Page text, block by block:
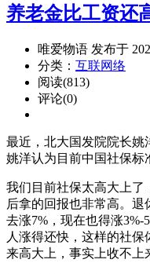
养老金比工资还
唯爱物语 发布于
分类： 互联网络
阅读(813)
评论(0)
最近，北大国发院院长姚
姚洋认为目前中国社保标
我们目前社保太高大上了
后拿的回报也非常高。退
去涨7%，现在也得涨
人涨得还快，这样的社
来高大上，事实上收不上